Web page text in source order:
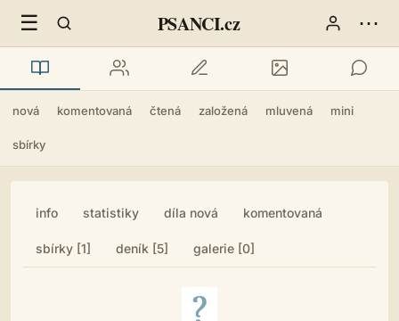
☰ PSANCI.cz ⋯
nová komentovaná čtená založená mluvená mini
sbírky
info statistiky díla nová komentovaná
sbírky [1] deník [5] galerie [0]